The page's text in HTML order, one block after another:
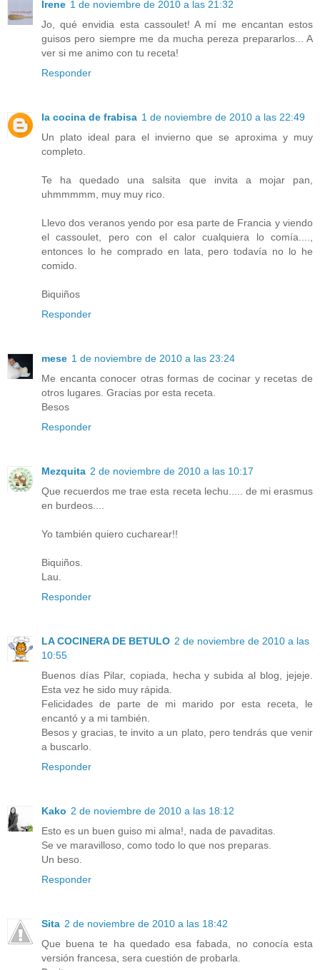
Irene 1 de noviembre de 2010 a las 21:32
Jo, qué envidia esta cassoulet! A mí me encantan estos
guisos pero siempre me da mucha pereza prepararlos... A
ver si me animo con tu receta!
Responder
la cocina de frabisa 1 de noviembre de 2010 a las 22:49
Un plato ideal para el invierno que se aproxima y muy
completo.
Te ha quedado una salsita que invita a mojar pan,
uhmmmmm, muy muy rico.
Llevo dos veranos yendo por esa parte de Francia y viendo
el cassoulet, pero con el calor cualquiera lo comía....,
entonces lo he comprado en lata, pero todavía no lo he
comido.
Biquiños
Responder
mese 1 de noviembre de 2010 a las 23:24
Me encanta conocer otras formas de cocinar y recetas de
otros lugares. Gracias por esta receta.
Besos
Responder
Mezquita 2 de noviembre de 2010 a las 10:17
Que recuerdos me trae esta receta lechu..... de mi erasmus
en burdeos....
Yo también quiero cucharear!!
Biquiños.
Lau.
Responder
LA COCINERA DE BETULO 2 de noviembre de 2010 a las
10:55
Buenos días Pilar, copiada, hecha y subida al blog, jejeje.
Esta vez he sido muy rápida.
Felicidades de parte de mi marido por esta receta, le
encantó y a mi también.
Besos y gracias, te invito a un plato, pero tendrás que venir
a buscarlo.
Responder
Kako 2 de noviembre de 2010 a las 18:12
Esto es un buen guiso mi alma!, nada de pavaditas.
Se ve maravilloso, como todo lo que nos preparas.
Un beso.
Responder
Sita 2 de noviembre de 2010 a las 18:42
Que buena te ha quedado esa fabada, no conocía esta
versión francesa, sera cuestión de probarla.